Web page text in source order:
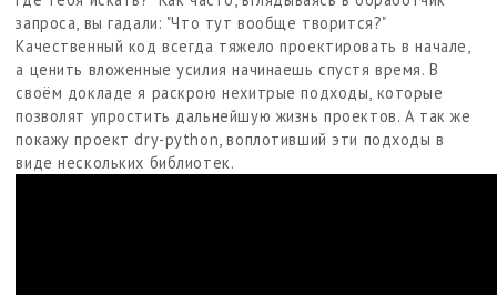
запроса, вы гадали: "Что тут вообще творится?"
Качественный код всегда тяжело проектировать в начале,
а ценить вложенные усилия начинаешь спустя время. В
своём докладе я раскрою нехитрые подходы, которые
позволят упростить дальнейшую жизнь проектов. А так же
покажу проект dry-python, воплотивший эти подходы в
виде нескольких библиотек.